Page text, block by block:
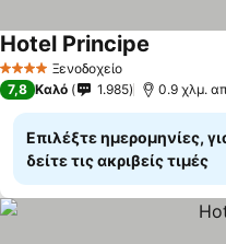
4 ΑστέριαΞενοδοχείο
Hotel Principe
7,8 Καλό 1.985 0.9 χλμ.
Επιλέξτε ημερομηνίες,
δείτε τις ακριβείς τιμές